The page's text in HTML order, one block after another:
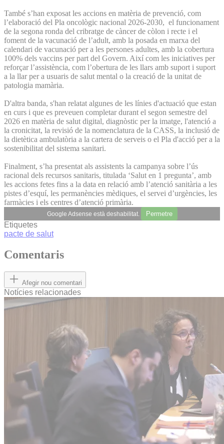
També s’han exposat les accions en matèria de prevenció, com
l’elaboració del Pla oncològic nacional 2026-2030, el funcionament
de la segona ronda del cribratge de càncer de còlon i recte i el
foment de la vacunació de l’adult, amb la posada en marxa del
calendari de vacunació per a les persones adultes, amb la cobertura
100% dels vaccins per part del Govern. Així com les iniciatives per
reforçar l’assistència, com l’obertura de les llars amb suport i suport
a la llar per a usuaris de salut mental o la creació de la unitat de
patologia mamària.
D'altra banda, s'han relatat algunes de les línies d'actuació que estan
en curs i que es preveuen completar durant el segon semestre del
2026 en matèria de salut digital, diagnòstic per la imatge, l'atenció a
la cronicitat, la revisió de la nomenclatura de la CASS, la inclusió de
la dietètica ambulatòria a la cartera de serveis o el Pla d'acció per a la
sostenibilitat del sistema sanitari.
Finalment, s’ha presentat als assistents la campanya sobre l’ús
racional dels recursos sanitaris, titulada ‘Salut en 1 pregunta’, amb
les accions fetes fins a la data en relació amb l’atenció sanitària a les
pistes d’esquí, les permanències mèdiques, el servei d’urgències, les
farmàcies i els centres d’atenció primària.
Google Adsense està deshabilitat. Permetre
Etiquetes
pacte de salut
Comentaris
Afegir nou comentari
Notícies relacionades